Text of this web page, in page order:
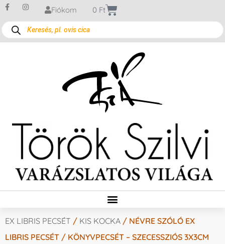
Fiókom 0 Ft
EX LIBRIS PECSÉT / KIS KOCKA / NÉVRE SZÓLÓ EX
LIBRIS PECSÉT / KÖNYVPECSÉT – SZECESSZIÓS 3X3CM